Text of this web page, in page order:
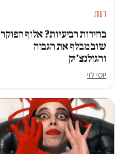
דעות
בחירות רביעיות? אלוף הפוקר
שוב מבלף את הגבוה
והגולנצ'יק
יוסי לוי